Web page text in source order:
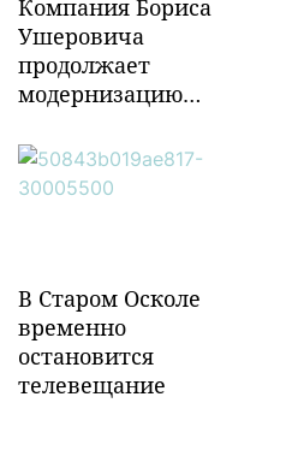
Компания Бориса
Ушеровича
продолжает
модернизацию
инфраструктуры в
Забайкалье
В Старом Осколе
временно
остановится
телевещание